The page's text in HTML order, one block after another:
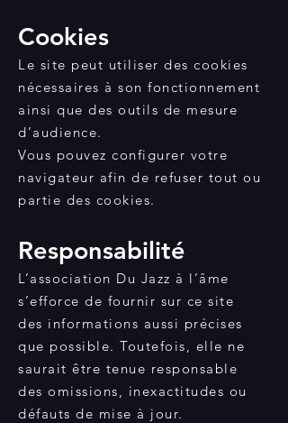
Cookies
Le site peut utiliser des cookies
nécessaires à son fonctionnement
ainsi que des outils de mesure
d’audience.
Vous pouvez configurer votre
navigateur afin de refuser tout ou
partie des cookies.
Responsabilité
L’association Du Jazz à l’âme
s’efforce de fournir sur ce site
des informations aussi précises
que possible. Toutefois, elle ne
saurait être tenue responsable
des omissions, inexactitudes ou
défauts de mise à jour.